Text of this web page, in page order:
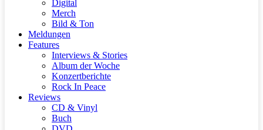
Digital
Merch
Bild & Ton
Meldungen
Features
Interviews & Stories
Album der Woche
Konzertberichte
Rock In Peace
Reviews
CD & Vinyl
Buch